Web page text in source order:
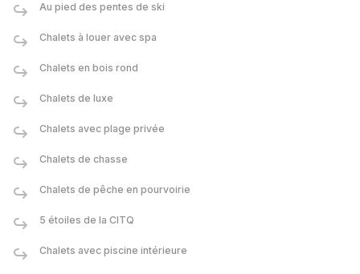
Au pied des pentes de ski
Chalets à louer avec spa
Chalets en bois rond
Chalets de luxe
Chalets avec plage privée
Chalets de chasse
Chalets de pêche en pourvoirie
5 étoiles de la CITQ
Chalets avec piscine intérieure